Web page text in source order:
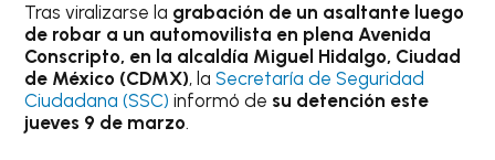
Tras viralizarse la grabación de un asaltante luego
de robar a un automovilista en plena Avenida
Conscripto, en la alcaldía Miguel Hidalgo, Ciudad
de México (CDMX), laSecretaría de Seguridad
Ciudadana (SSC) informó de su detención este
jueves 9 de marzo.